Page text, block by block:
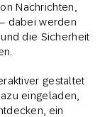
Nachrichten,
dabei werden
die Sicherheit
gestaltet
eingeladen,
ein